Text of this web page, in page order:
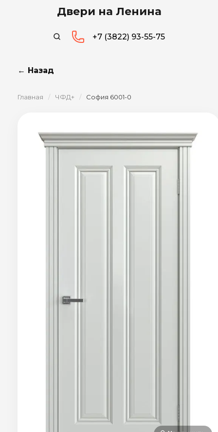
Двери на Ленина
+7 (3822) 93-55-75
← Назад
Главная / ЧФД+ / София 6001-0